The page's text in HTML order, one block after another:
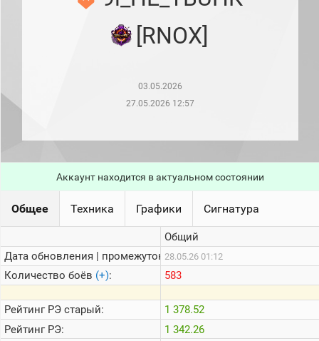
игроков
Статистика
стримеров
Информация
Онлайн
Цветовая
шкала
[RNOX]
03.05.2026
27.05.2026 12:57
Аккаунт находится в актуальном состоянии
Общее Техника Графики Сигнатура
Дата обновления | промежуток:
Количество боёв (+):
РейтингРЭ старый:
РейтингРЭ:
Общий
28.05.26 01:12
583
1 378.52
1 342.26